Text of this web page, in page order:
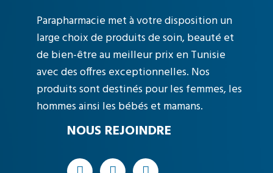
Parapharmacie met à votre disposition un
large choix de produits de soin, beauté et
de bien-être au meilleur prix en Tunisie
avec des offres exceptionnelles. Nos
produits sont destinés pour les femmes, les
hommes ainsi les bébés et mamans.
NOUS REJOINDRE